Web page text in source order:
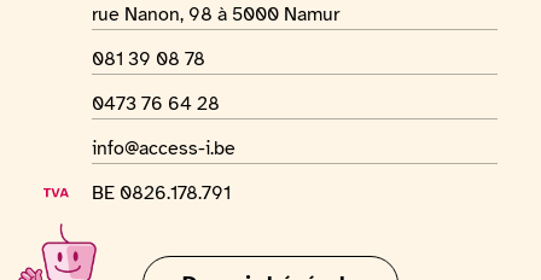
Adresse du lieu
rue Nanon, 98 à 5000 Namur
Numéro de téléphone
081 39 08 78
Numéro Whatsapp
0473 76 64 28
Adresse mail
info@access-i.be
Numéro de TVA
BE 0826.178.791